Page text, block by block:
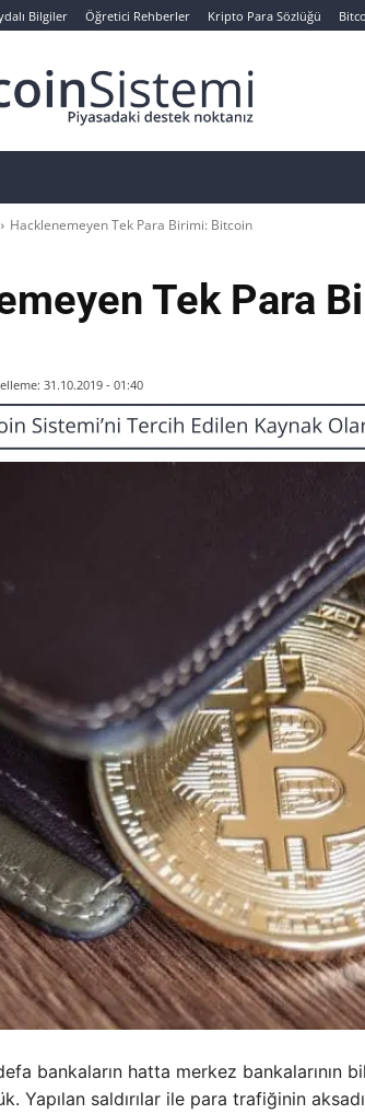
Bilgiler Öğretici Rehberler Kripto Para Sözlüğü
Hacklenemeyen Tek Para Birimi: Bitcoin
Tek Para
31.10.2019 - 01:40
bankaların hatta merkez bankalarının
Yapılan saldırılar ile para trafiğinin